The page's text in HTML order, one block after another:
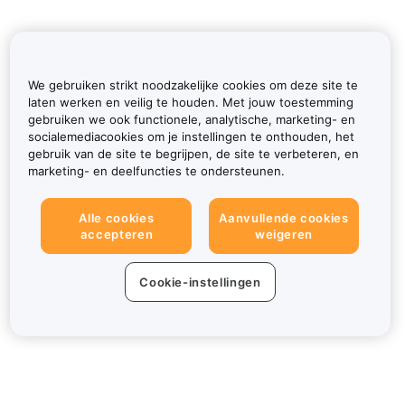
We gebruiken strikt noodzakelijke cookies om deze site te
laten werken en veilig te houden. Met jouw toestemming
gebruiken we ook functionele, analytische, marketing- en
socialemediacookies om je instellingen te onthouden, het
gebruik van de site te begrijpen, de site te verbeteren, en
marketing- en deelfuncties te ondersteunen.
Alle cookies
accepteren
Aanvullende cookies
weigeren
Cookie-instellingen